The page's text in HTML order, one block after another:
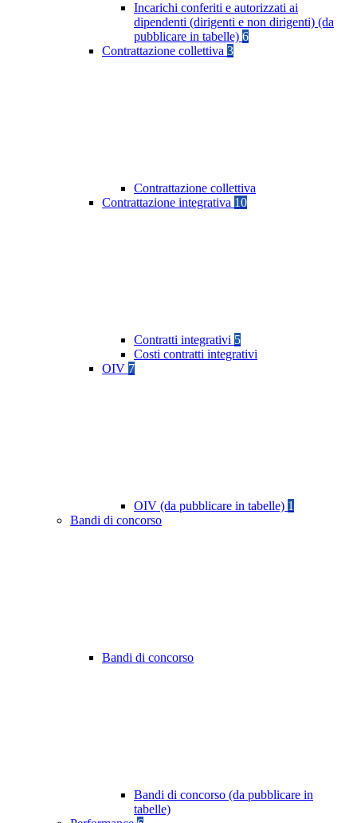
Incarichi conferiti e autorizzati ai
dipendenti (dirigenti e non dirigenti) (da
pubblicare in tabelle) 6
Contrattazione collettiva 3
Contrattazione collettiva
Contrattazione integrativa 10
Contratti integrativi 5
Costi contratti integrativi
OIV 7
OIV (da pubblicare in tabelle) 1
Bandi di concorso
Bandi di concorso
Bandi di concorso (da pubblicare in
tabelle)